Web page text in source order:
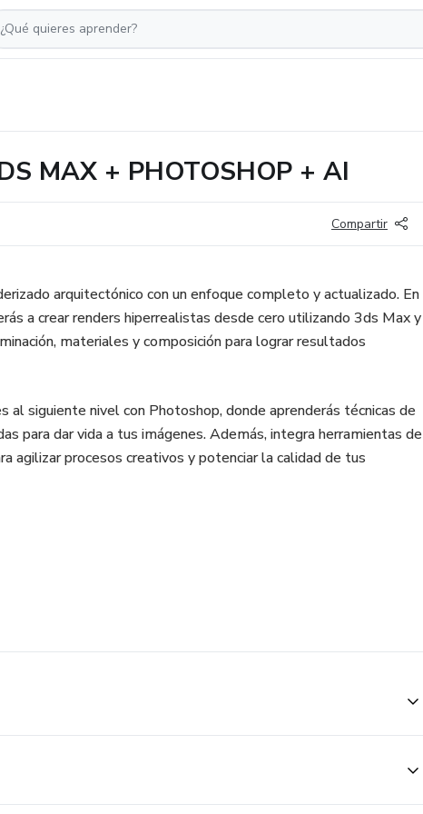
MAX + PHOTOSHOP + AI
Compartir
arquitectónico con un enfoque completo y actualizado. En
a crear renders hiperrealistas desde cero utilizando 3ds Max y
materiales y composición para lograr resultados
al siguiente nivel con Photoshop, donde aprenderás técnicas de
para dar vida a tus imágenes. Además, integra herramientas de
agilizar procesos creativos y potenciar la calidad de tus
y orientado a resultados, ideal para arquitectos, diseñadores y